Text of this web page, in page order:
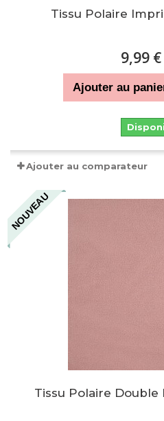
Tissu Polaire
9,99 €
Ajouter au
Ajouter au comparateur
NOUVEAU
Tissu Polaire Double